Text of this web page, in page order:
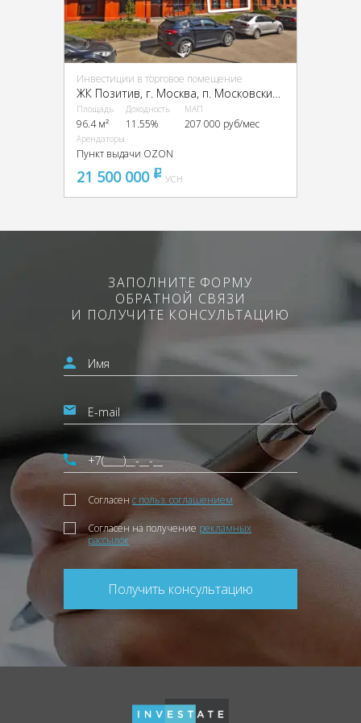
Инвестиции в торговое помещение
ЖК Позитив, г. Москва, п. Московский, Родниковая ул., 9Ак2
Площадь
96.4 м²
Доходность
11.55%
МАП
207 000 руб/мес
Арендаторы
Пункт выдачи OZON
21 500 000 pуб
УСН
ЗАПОЛНИТЕ ФОРМУ
ОБРАТНОЙ СВЯЗИ
И ПОЛУЧИТЕ КОНСУЛЬТАЦИЮ
Согласен с польз. соглашением
Согласен на получение рекламных
рассылок
Получить консультацию